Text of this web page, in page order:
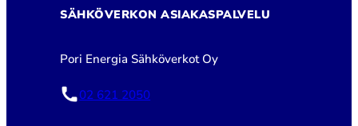
SÄHKÖVERKON ASIAKASPALVELU
Pori Energia Sähköverkot Oy
02 621 2050